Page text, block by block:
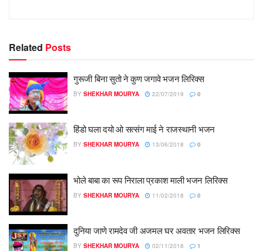
Related Posts
गुरूजी बिना सुतो ने कुण जगावे भजन लिरिक्स
BY SHEKHAR MOURYA 22/07/2019 0
हिंडो घला दयो ओ सत्संग माई ने राजस्थानी भजन
BY SHEKHAR MOURYA 13/06/2018 0
भोले बाबा का रूप निराला प्रकाश माली भजन लिरिक्स
BY SHEKHAR MOURYA 11/02/2018 0
दुनिया जाणे रामदेव जी अजमल घर अवतार भजन लिरिक्स
BY SHEKHAR MOURYA 02/11/2018 1